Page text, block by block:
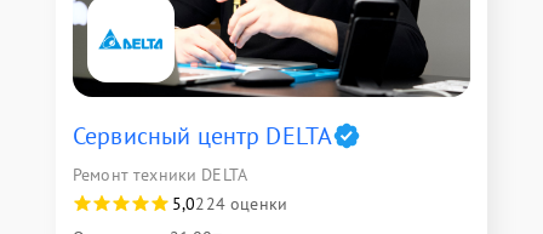
Сервисный центр DELTA
Ремонт техники DELTA
5,0224 оценки